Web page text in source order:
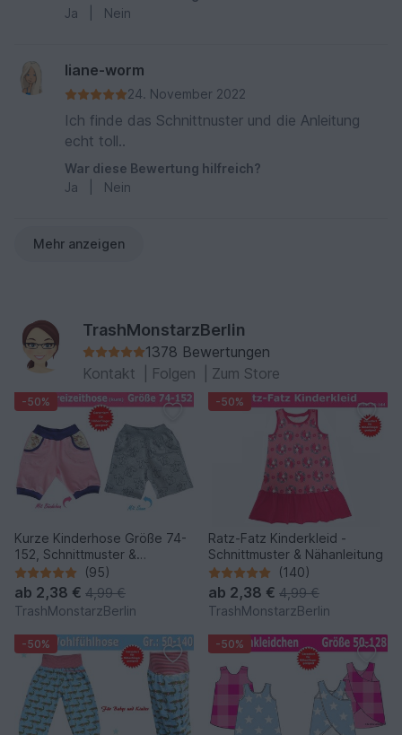
Ja
Nein
liane-worm
24. November 2022
Ich finde das Schnittnuster und die Anleitung
echt toll..
War diese Bewertung hilfreich?
Ja
Nein
Mehr anzeigen
TrashMonstarzBerlin
1378 Bewertungen
Kontakt
Folgen Zum Store
-50%
Kurze Kinderhose Größe 74-
152, Schnittmuster &
Nähanleitung(95)
ab 2,38 € 4,99 €
TrashMonstarzBerlin
-50%
Ratz-Fatz Kinderkleid -
Schnittmuster & Nähanleitung
(140)
ab 2,38 € 4,99 €
TrashMonstarzBerlin
-50% -50%